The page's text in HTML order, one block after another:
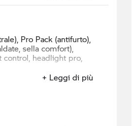
Pro Pack (antifurto),
sella comfort),
control, headlight pro,
+ Leggi di più